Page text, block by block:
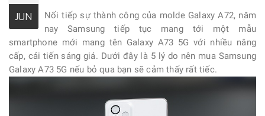
JUN
Nối tiếp sự thành công của molde Galaxy A72, năm
nay Samsung tiếp tục mang tới một mẫu
smartphone mới mang tên Galaxy A73 5G với nhiều nâng
cấp, cải tiến sáng giá. Dưới đây là 5 lý do nên mua Samsung
Galaxy A73 5G nếu bỏ qua bạn sẽ cảm thấy rất tiếc.